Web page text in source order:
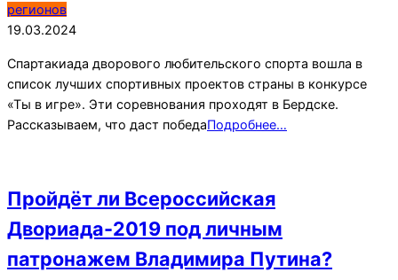
03-
19
регионов
19.03.2024
Спартакиада дворового любительского спорта вошла в
список лучших спортивных проектов страны в конкурсе
«Ты в игре». Эти соревнования проходят в Бердске.
Рассказываем, что даст победаПодробнее…
Пройдёт ли Всероссийская
Двориада-2019 под личным
патронажем Владимира Путина?